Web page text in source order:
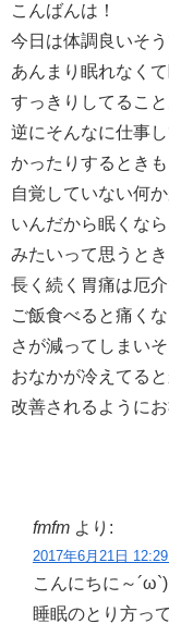
こんばんは！
今日は体調良いそ
あんまり眠れなく
すっきりしてること
逆にそんなに仕事
かったりするときも
自覚していない何
いんだから眠くな
みたいって思うと
長く続く胃痛は厄介
ご飯食べると痛く
さが減ってしまいそ
おなかが冷えてると
改善されるように
fmfm より:
2017年6月21日
こんにちに～
睡眠のとり方っ